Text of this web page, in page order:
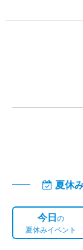
夏休
今日の
夏休みイベント